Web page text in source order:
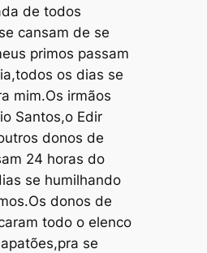
de todos
cansam de se
primos passam
os dias se
mim.Os irmãos
Santos,o Edir
donos de
24 horas do
se humilhando
donos de
todo o elenco
se